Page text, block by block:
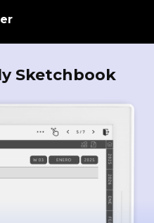
Sketchbook